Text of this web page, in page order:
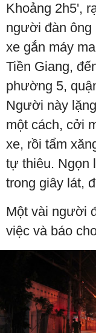
Khoảng 2h5',
người đàn ông
xe gắn máy
Tiền Giang,
phường 5,
Người này
một cách, cởi
xe, rồi tẩm
tự thiêu. Ngọn
trong giây lát,
Một vài người
việc và báo